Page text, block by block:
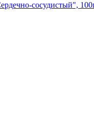
сосудистый",